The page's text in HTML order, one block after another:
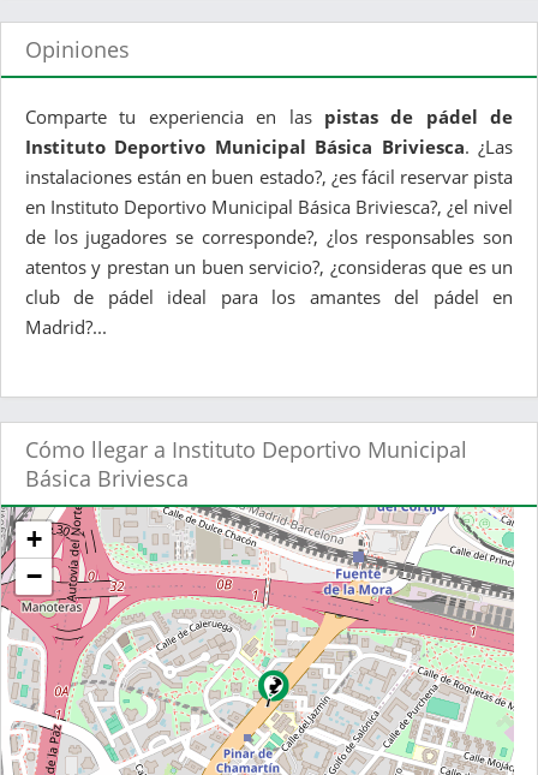
Opiniones
Comparte tu experiencia en las pistas de pádel de
Instituto Deportivo Municipal Básica Briviesca. ¿Las
instalaciones están en buen estado?, ¿es fácil reservar pista
en Instituto Deportivo Municipal Básica Briviesca?, ¿el nivel
de los jugadores se corresponde?, ¿los responsables son
atentos y prestan un buen servicio?, ¿consideras que es un
club de pádel ideal para los amantes del pádel en
Madrid?...
Cómo llegar a Instituto Deportivo Municipal
Básica Briviesca
+
−